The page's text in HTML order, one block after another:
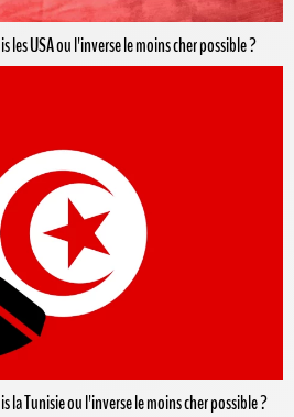
les USA ou l'inverse le moins cher possible ?
la Tunisie ou l'inverse le moins cher possible ?